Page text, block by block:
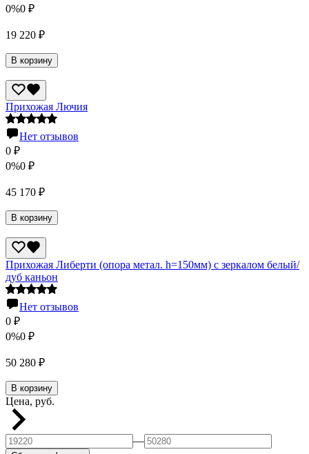
0%0 ₽
19 220 ₽
В корзину
Прихожая Лючия
Нет отзывов
0 ₽
0%0 ₽
45 170 ₽
В корзину
Прихожая Либерти (опора метал. h=150мм) с зеркалом белый/
дуб каньон
Нет отзывов
0 ₽
0%0 ₽
50 280 ₽
В корзину
Цена, руб.
—